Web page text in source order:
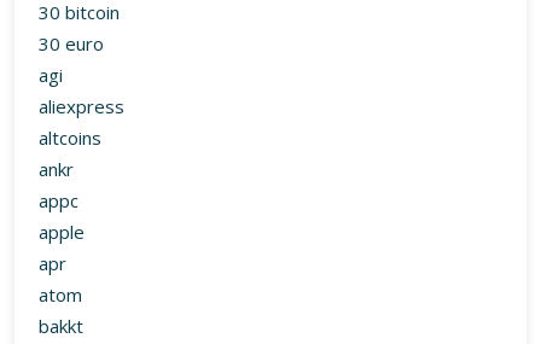
30 bitcoin
30 euro
agi
aliexpress
altcoins
ankr
appc
apple
apr
atom
bakkt